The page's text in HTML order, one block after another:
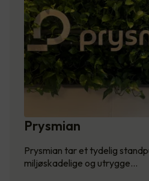
Prysmian
Prysmian tar et tydelig
miljøskadelige og utrygge…